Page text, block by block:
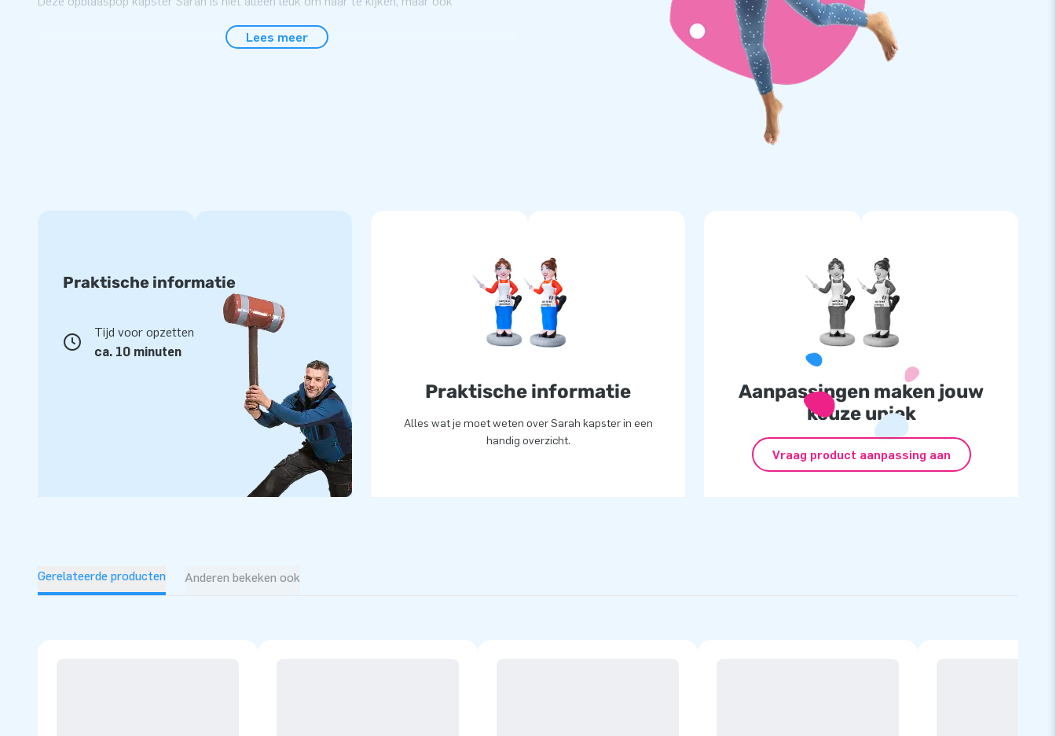
dus stekker erin en feesten maar! Door haar heldere kleuren en herkenbare details is ze
Lees meer
Praktische informatie
Tijd voor opzetten
ca. 10 minuten
Praktische informatie
Alles wat je moet weten over Sarah kapster in een
handig overzicht.
Aanpassingen maken jouw
keuze uniek
Vraag product aanpassing aan
Gerelateerde producten Anderen bekeken ook